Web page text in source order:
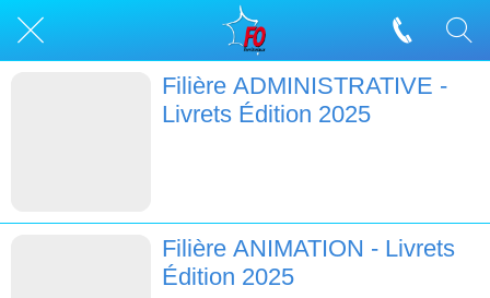
Filière ADMINISTRATIVE -
Livrets Édition 2025
Filière ANIMATION - Livrets
Édition 2025